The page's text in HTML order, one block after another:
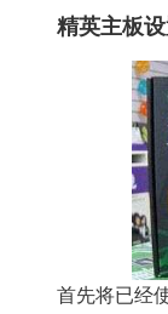
精英主板
首先将已经